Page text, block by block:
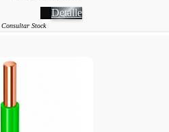
Detalle
Consultar Stock